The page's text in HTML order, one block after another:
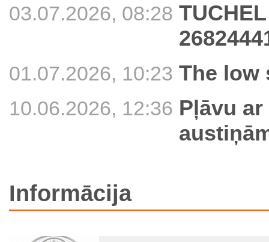
03.07.2026, 08:28
01.07.2026, 10:23 The low
10.06.2026, 12:36 Pļāvu
Informācija